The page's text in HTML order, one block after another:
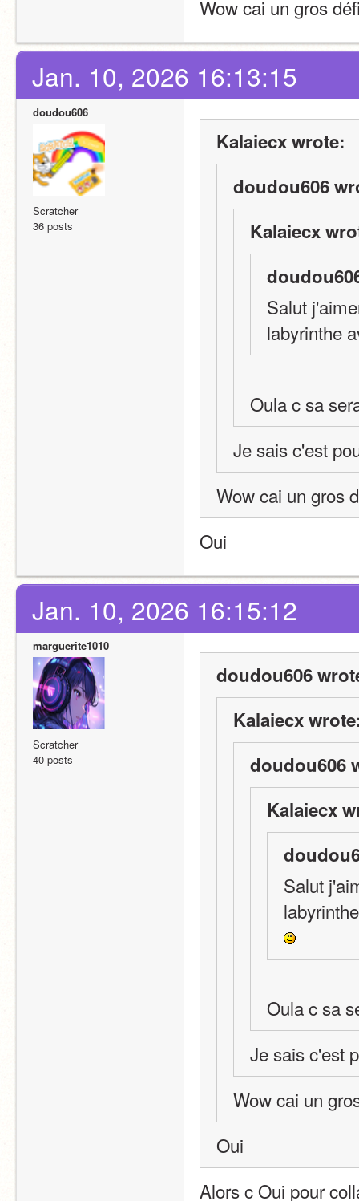
Wow cai un gros
Jan. 10, 2026 16:13:15
doudou606
Scratcher
36 posts
Kalaiecx wrote:
doudou606
Kalaiecx
Salut
labyrinthe
Oula c sa
Je sais c'est
Wow cai un gros
Oui
Jan. 10, 2026 16:15:12
marguerite1010
Scratcher
40 posts
doudou606
Kalaiecx
doudou606
Kalaiecx
Salut
Oula c sa
Je sais c'est
Wow cai un
Oui
Alors c Oui pour